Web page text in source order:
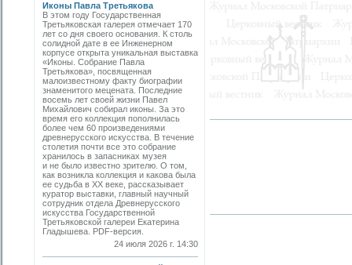
Иконы Павла Третьякова
В этом году Государственная
Третьяковская галерея отмечает 170
лет со дня своего основания. К столь
солидной дате в ее Инженерном
корпусе открыта уникальная выставка
«Иконы. Собрание Павла
Третьякова», посвященная
малоизвестному факту биографии
знаменитого мецената. Последние
восемь лет своей жизни Павел
Михайлович собирал иконы. За это
время его коллекция пополнилась
более чем 60 произведениями
древнерусского искусства. В течение
столетия почти все это собрание
хранилось в запасниках музея
и не было известно зрителю. О том,
как возникла коллекция и какова была
ее судьба в ХХ веке, рассказывает
куратор выставки, главный научный
сотрудник отдела Древнерусского
искусства Государственной
Третьяковской галереи Екатерина
Гладышева. PDF-версия.
24 июля 2026 г. 14:30